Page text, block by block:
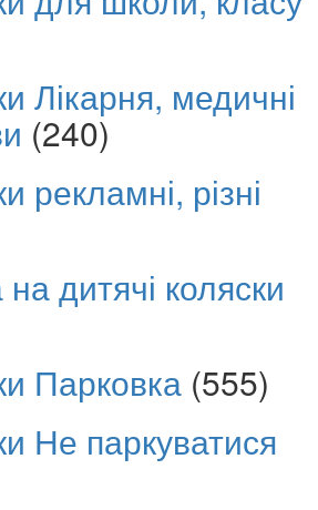
Лікарня, медичні
(240)
рекламні, різні
дитячі коляски
Парковка (555)
Не паркуватися